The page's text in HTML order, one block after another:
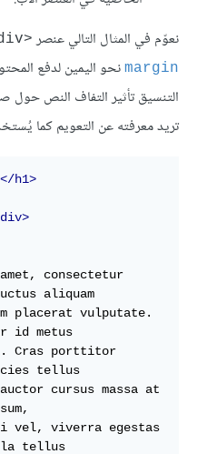
نعوّم في المثال التالي عنصر <div>
margin نحو اليمين لدفع
التنسيق تأثير التفاف النص حول
تريد معرفته عن التعويم كما
</h1>
aliquam
id metus
tellus
tellus